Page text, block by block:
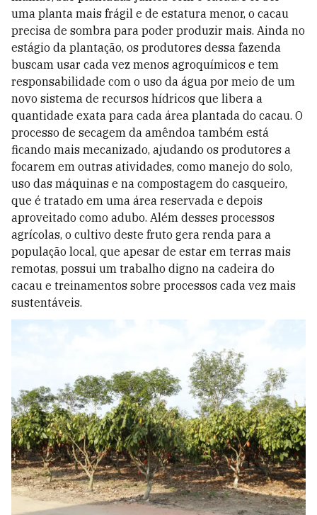
uma planta mais frágil e de estatura menor, o cacau
precisa de sombra para poder produzir mais. Ainda no
estágio da plantação, os produtores dessa fazenda
buscam usar cada vez menos agroquímicos e tem
responsabilidade com o uso da água por meio de um
novo sistema de recursos hídricos que libera a
quantidade exata para cada área plantada do cacau. O
processo de secagem da amêndoa também está
ficando mais mecanizado, ajudando os produtores a
focarem em outras atividades, como manejo do solo,
uso das máquinas e na compostagem do casqueiro,
que é tratado em uma área reservada e depois
aproveitado como adubo. Além desses processos
agrícolas, o cultivo deste fruto gera renda para a
população local, que apesar de estar em terras mais
remotas, possui um trabalho digno na cadeira do
cacau e treinamentos sobre processos cada vez mais
sustentáveis.